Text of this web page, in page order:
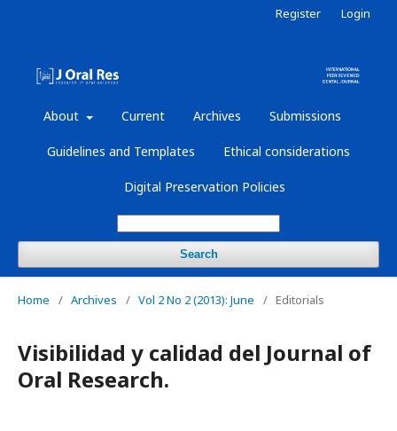
About Current Archives Submissions
Guidelines and Templates Ethical considerations
Digital Preservation Policies
Search
Register Login
Home / Archives / Vol 2 No 2 (2013): June / Editorials
Visibilidad y calidad del Journal of
Oral Research.